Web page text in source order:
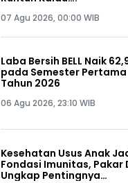
07 Agu 2026, 00:00 WIB
Laba Bersih BELL Naik
pada Semester Pertama
Tahun 2026
06 Agu 2026, 23:10 WIB
Kesehatan Usus Anak
Fondasi Imunitas, Pakar
Ungkap Pentingnya